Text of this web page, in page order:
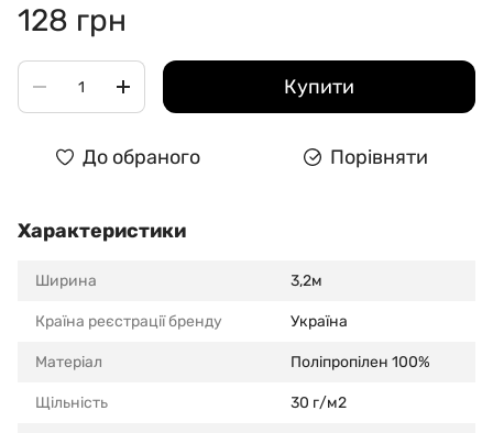
128 грн
Купити
До обраного Порівняти
Характеристики
Ширина 3,2м
Країна реєстрації бренду Україна
Матеріал Поліпропілен 100%
Щільність 30 г/м2